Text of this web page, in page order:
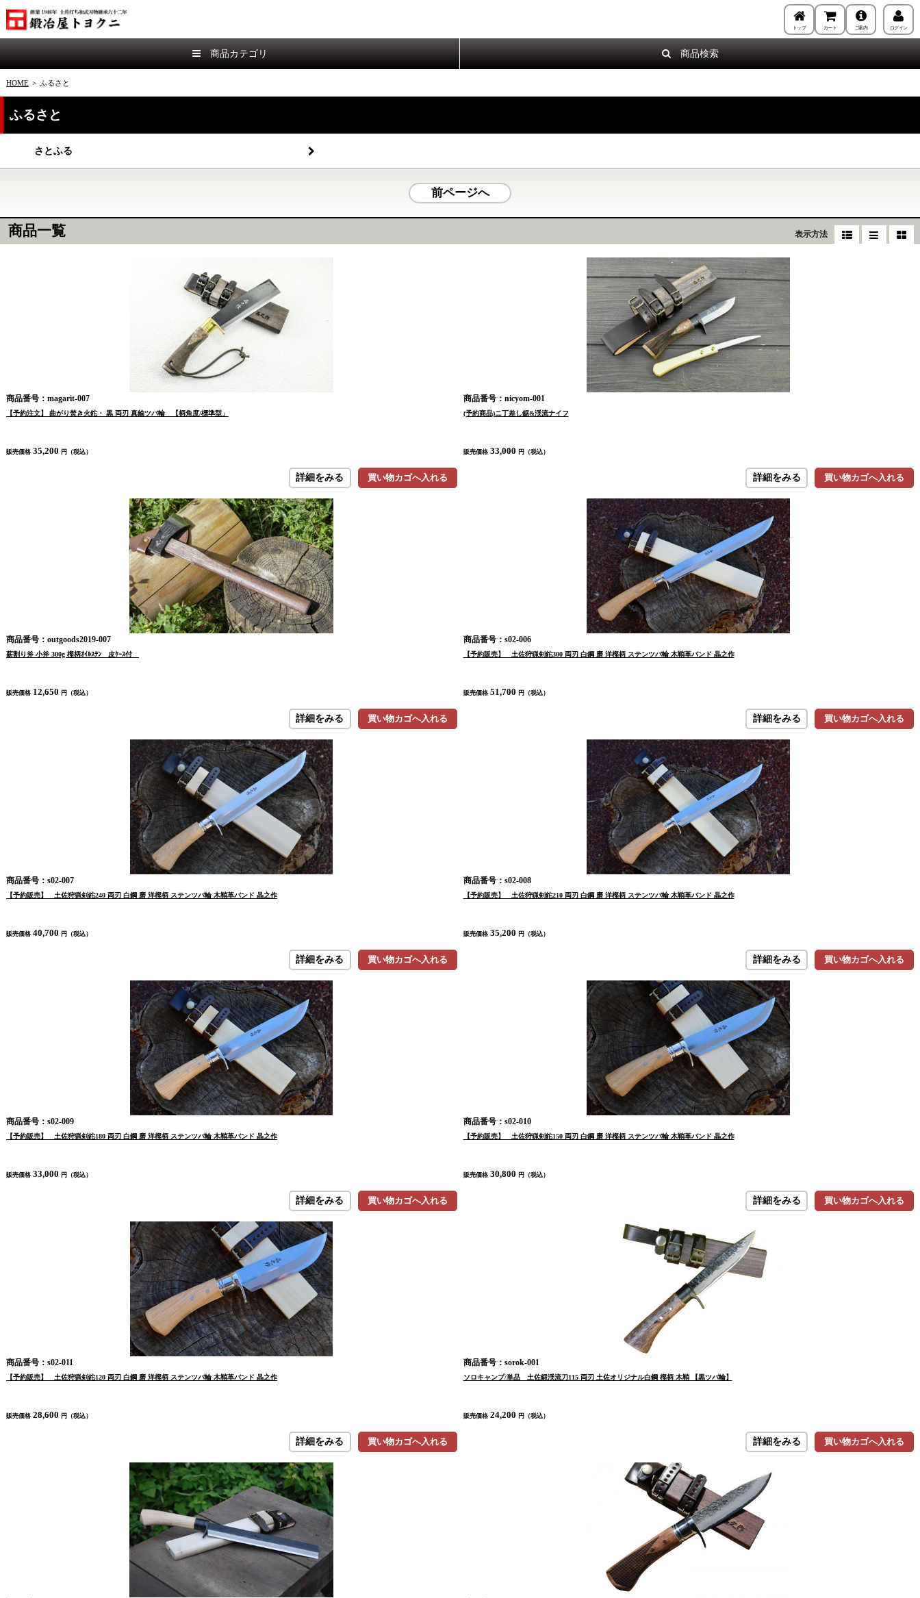
トップ カート ご案内 ログイン
商品カテゴリ 商品検索
HOME > ふるさと
ふるさと
さとふる
前ページへ
商品一覧 表示方法
商品番号：magarit-007
【予約注文】 曲がり焚き火鉈・ 黒 両刃 真鍮ツバ輪 【柄角度/標準型」
販売価格 35,200 円（税込）
買い物カゴへ入れる
詳細をみる
商品番号：nicyom-001
(予約商品)ニ丁差し鋸&渓流ナイフ
販売価格 33,000 円（税込）
買い物カゴへ入れる
詳細をみる
商品番号：outgoods2019-007
薪割り斧 小斧 300g 樫柄ｵｲﾙｽﾃﾝ 皮ｹｰｽ付
販売価格 12,650 円（税込）
買い物カゴへ入れる
詳細をみる
商品番号：s02-006
【予約販売】 土佐狩猟剣鉈300 両刃 白鋼 磨 洋樫柄 ステンツバ輪 木鞘革バンド 晶之作
販売価格 51,700 円（税込）
買い物カゴへ入れる
詳細をみる
商品番号：s02-007
【予約販売】 土佐狩猟剣鉈240 両刃 白鋼 磨 洋樫柄 ステンツバ輪 木鞘革バンド 晶之作
販売価格 40,700 円（税込）
買い物カゴへ入れる
詳細をみる
商品番号：s02-008
【予約販売】 土佐狩猟剣鉈210 両刃 白鋼 磨 洋樫柄 ステンツバ輪 木鞘革バンド 晶之作
販売価格 35,200 円（税込）
買い物カゴへ入れる
詳細をみる
商品番号：s02-009
【予約販売】 土佐狩猟剣鉈180 両刃 白鋼 磨 洋樫柄 ステンツバ輪 木鞘革バンド 晶之作
販売価格 33,000 円（税込）
買い物カゴへ入れる
詳細をみる
商品番号：s02-010
【予約販売】 土佐狩猟剣鉈150 両刃 白鋼 磨 洋樫柄 ステンツバ輪 木鞘革バンド 晶之作
販売価格 30,800 円（税込）
買い物カゴへ入れる
詳細をみる
商品番号：s02-011
【予約販売】 土佐狩猟剣鉈120 両刃 白鋼 磨 洋樫柄 ステンツバ輪 木鞘革バンド 晶之作
販売価格 28,600 円（税込）
買い物カゴへ入れる
詳細をみる
商品番号：sorok-001
ソロキャンプ/単品 土佐鍛渓流刀115 両刃 土佐オリジナル白鋼 樫柄 木鞘 【黒ツバ輪】
販売価格 24,200 円（税込）
買い物カゴへ入れる
詳細をみる